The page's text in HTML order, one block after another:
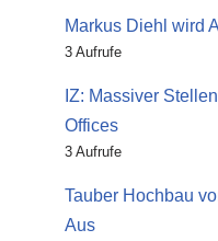
Markus Diehl wird
3 Aufrufe
IZ: Massiver
Offices
3 Aufrufe
Tauber Hochbau
Aus